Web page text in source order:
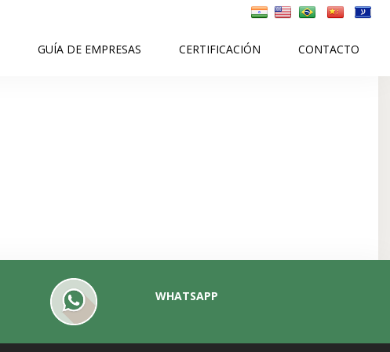
GUÍA DE EMPRESAS CERTIFICACIÓN CONTACTO
WHATSAPP